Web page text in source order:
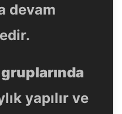
devam
yapılır ve